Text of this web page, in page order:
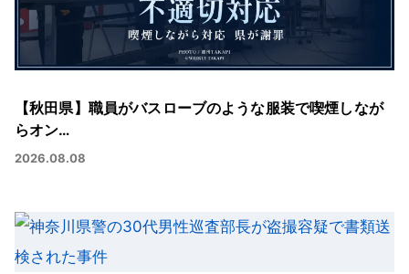
【秋田県】職員がバスローブのような服装で喫煙しなが
らオン…
2026.08.08